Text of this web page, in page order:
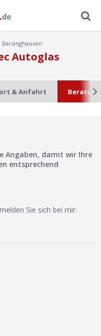
Autoglas
& Anfahrt
Angaben, damit wir Ihre
entsprechend
Sie sich bei mir.